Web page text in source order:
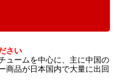
さい
ュームを中心に、主に中国の
商品が日本国内で大量に出回